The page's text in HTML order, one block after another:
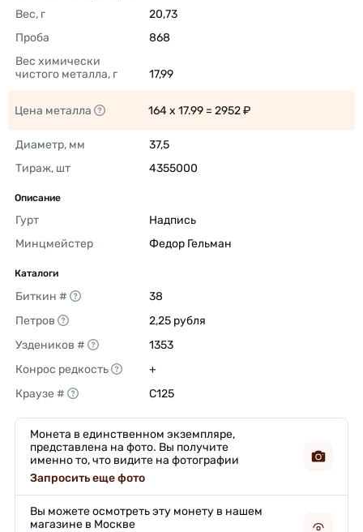
Вес, г
20,73
Проба
868
Вес химически
чистого металла, г
17,99
Цена металла 164 x 17.99 = 2952 ₽
Диаметр, мм
37,5
Тираж, шт
4355000
Описание
Гурт
Надпись
Минцмейстер
Федор Гельман
Каталоги
Биткин #
38
Петров
2,25 рубля
Уздеников #
1353
Конрос редкость
+
Краузе #
C125
Монета в единственном экземпляре,
представлена на фото. Вы получите
именно то, что видите на фотографии
Запросить еще фото
Вы можете осмотреть эту монету в нашем
магазине в Москве